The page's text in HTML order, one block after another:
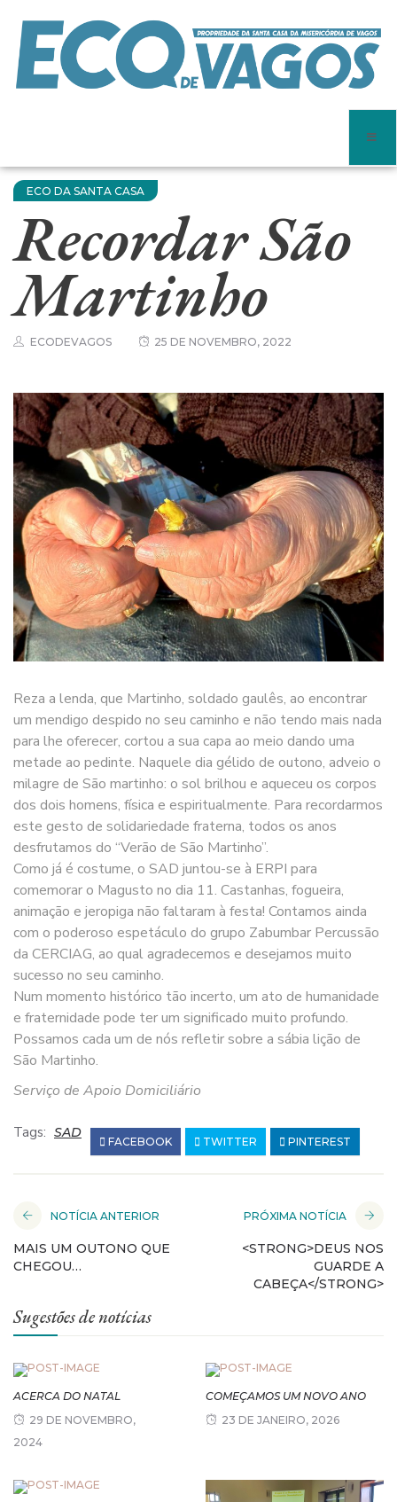
ECO DA SANTA CASA
Recordar São
Martinho
ECODEVAGOS 25 DE NOVEMBRO, 2022
Reza a lenda, que Martinho, soldado gaulês, ao encontrar
um mendigo despido no seu caminho e não tendo mais nada
para lhe oferecer, cortou a sua capa ao meio dando uma
metade ao pedinte. Naquele dia gélido de outono, adveio o
milagre de São martinho: o sol brilhou e aqueceu os corpos
dos dois homens, física e espiritualmente. Para recordarmos
este gesto de solidariedade fraterna, todos os anos
desfrutamos do “Verão de São Martinho”.
Como já é costume, o SAD juntou-se à ERPI para
comemorar o Magusto no dia 11. Castanhas, fogueira,
animação e jeropiga não faltaram à festa! Contamos ainda
com o poderoso espetáculo do grupo Zabumbar Percussão
da CERCIAG, ao qual agradecemos e desejamos muito
sucesso no seu caminho.
Num momento histórico tão incerto, um ato de humanidade
e fraternidade pode ter um significado muito profundo.
Possamos cada um de nós refletir sobre a sábia lição de
São Martinho.
Serviço de Apoio Domiciliário
Tags: SAD
FACEBOOK TWITTER PINTEREST
NOTÍCIA ANTERIOR
MAIS UM OUTONO QUE
CHEGOU…
PRÓXIMA NOTÍCIA
<STRONG>DEUS NOS
GUARDE A
CABEÇA</STRONG>
Sugestões de notícias
ACERCA DO NATAL
29 DE NOVEMBRO,
2024
COMEÇAMOS UM NOVO ANO
23 DE JANEIRO, 2026